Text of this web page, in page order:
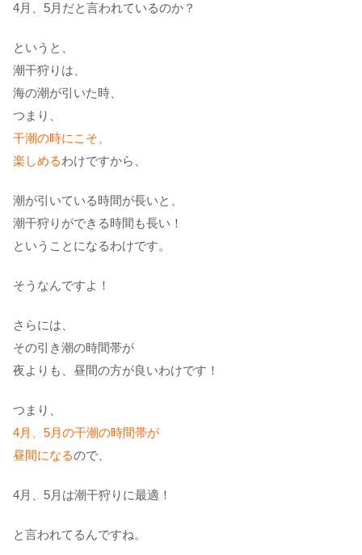
4月、5月だと言われているのか？
というと、
潮干狩りは、
海の潮が引いた時、
つまり、
干潮の時にこそ、
楽しめるわけですから、
潮が引いている時間が長いと、
潮干狩りができる時間も長い！
ということになるわけです。
そうなんですよ！
さらには、
その引き潮の時間帯が
夜よりも、昼間の方が良いわけです！
つまり、
4月、5月の干潮の時間帯が
昼間になるので、
4月、5月は潮干狩りに最適！
と言われてるんですね。